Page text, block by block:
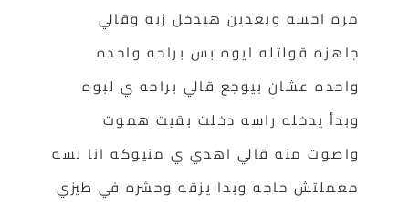
مره احسه وبعدين هيدخل زبه وقالي
جاهزه قولتله ايوه بس براحه واحده
واحده عشان بيوجع قالي براحه ي لبوه
وبدأ يدخله راسه دخلت بقيت هموت
واصوت منه قالي اهدي ي منيوكه انا لسه
معملتش حاجه وبدا يزقه وحشره في طيزي